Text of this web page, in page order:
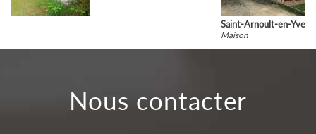
nous contacter